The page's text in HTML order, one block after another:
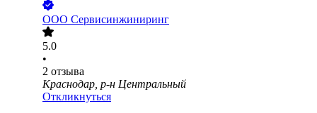
ООО Сервисинжиниринг
5.0
•
2 отзыва
Краснодар, р-н Центральный
Откликнуться